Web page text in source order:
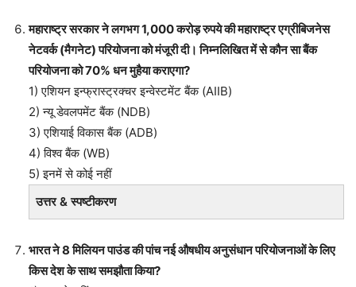
महाराष्ट्र सरकार ने लगभग 1,000 करोड़ रुपये की महाराष्ट्र एग्रीबिजनेस
नेटवर्क (मैगनेट) परियोजना को मंजूरी दी। निम्नलिखित में से कौन सा बैंक
परियोजना को 70% धन मुहैया कराएगा?
1) एशियन इन्फ्रास्ट्रक्चर इन्वेस्टमेंट बैंक (AIIB)
2) न्यू डेवलपमेंट बैंक (NDB)
3) एशियाई विकास बैंक (ADB)
4) विश्व बैंक (WB)
5) इनमें से कोई नहीं
उत्तर & स्पष्टीकरण
भारत ने 8 मिलियन पाउंड की पांच नई औषधीय अनुसंधान परियोजनाओं के लिए
किस देश के साथ समझौता किया?